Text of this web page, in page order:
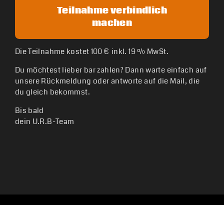
Teilnahme verbindlich
machen
Die Teilnahme kostet 100 € inkl. 19 % MwSt.
Du möchtest lieber bar zahlen? Dann warte einfach auf
unsere Rückmeldung oder antworte auf die Mail, die
du gleich bekommst.
Bis bald
dein U.R.B-Team